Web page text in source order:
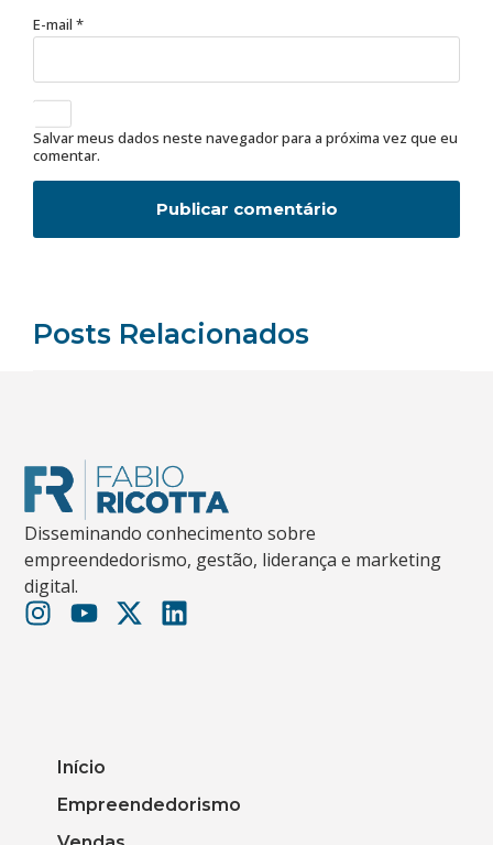
E-mail *
Salvar meus dados neste navegador para a próxima vez que eu
comentar.
Posts Relacionados
Disseminando conhecimento sobre
empreendedorismo, gestão, liderança e marketing
digital.
Início
Empreendedorismo